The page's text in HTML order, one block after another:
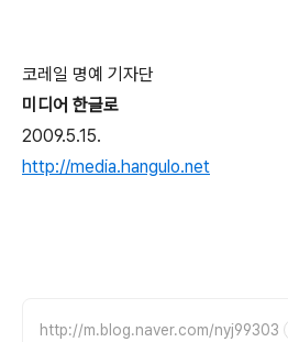
코레일 명예 기자단
미디어 한글로
2009.5.15.
http://media.hangulo.net
http://m.blog.naver.com/nyj99303